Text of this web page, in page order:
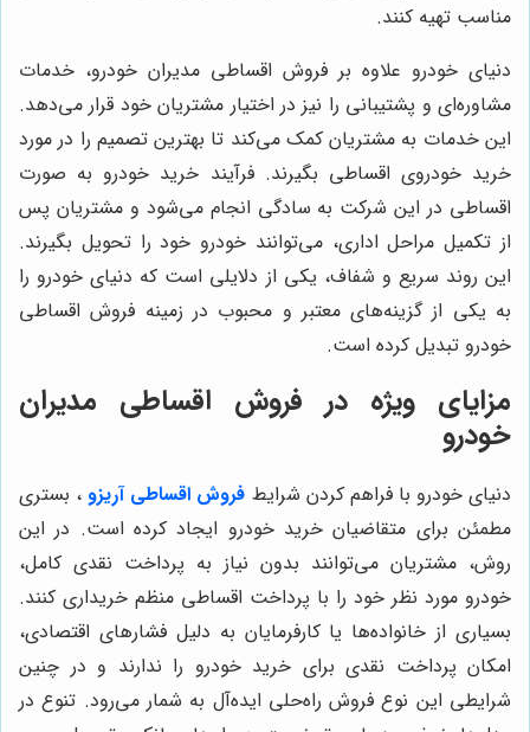
مناسب تهیه کنند.
دنیای خودرو علاوه بر فروش اقساطی مدیران خودرو، خدمات
مشاوره‌ای و پشتیبانی را نیز در اختیار مشتریان خود قرار می‌دهد.
این خدمات به مشتریان کمک می‌کند تا بهترین تصمیم را در مورد
خرید خودروی اقساطی بگیرند. فرآیند خرید خودرو به صورت
اقساطی در این شرکت به سادگی انجام می‌شود و مشتریان پس
از تکمیل مراحل اداری، می‌توانند خودرو خود را تحویل بگیرند.
این روند سریع و شفاف، یکی از دلایلی است که دنیای خودرو را
به یکی از گزینه‌های معتبر و محبوب در زمینه فروش اقساطی
خودرو تبدیل کرده است.
مزایای ویژه در فروش اقساطی مدیران
خودرو
دنیای خودرو با فراهم کردن شرایط فروش اقساطی آریزو، بستری
مطمئن برای متقاضیان خرید خودرو ایجاد کرده است. در این
روش، مشتریان می‌توانند بدون نیاز به پرداخت نقدی کامل،
خودرو مورد نظر خود را با پرداخت اقساطی منظم خریداری کنند.
بسیاری از خانواده‌ها یا کارفرمایان به دلیل فشارهای اقتصادی،
امکان پرداخت نقدی برای خرید خودرو را ندارند و در چنین
شرایطی این نوع فروش راه‌حلی ایده‌آل به شمار می‌رود. تنوع در